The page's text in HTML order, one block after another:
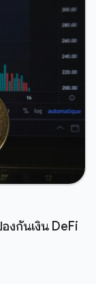
งกันเงิน DeFi